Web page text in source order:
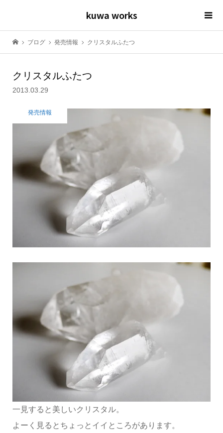
kuwa works
ブログ 発売情報 クリスタルふたつ
クリスタルふたつ
2013.03.29
発売情報
一見すると美しいクリスタル。
よーく見るとちょっとイイところがあります。